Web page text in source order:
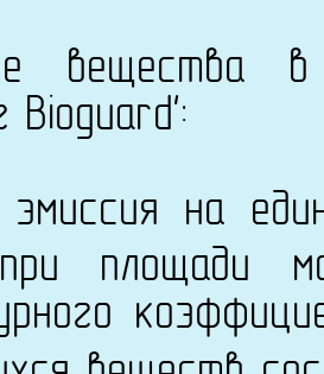
вещества
Bioguard':
на
площади